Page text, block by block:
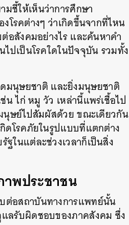
มชี้ให้เห็นว่าการศึกษา
โรคต่างๆ ว่าเกิดขึ้นจากที่ไหน
อสังคมอย่างไรและค้นหาคำ
ไปเป็นโรคใดในปัจจุบันรวมทั้ง
มนุษยชาติ และยิ่งมนุษยชาติ
นไก่หมู วัว เหล่านี้แพร่เชื้อไป
นุษย์ไปสัมผัสด้วยขณะเดียวกัน
ดโรคภัยในรูปแบบที่แตกต่าง
ในแต่ละช่วงเวลาก็เป็นสิ่ง
พประชาชน
ต่อสถาบันทางการแพทย์นั้น
ลรับผิดชอบของภาคสังคม ซึ่ง